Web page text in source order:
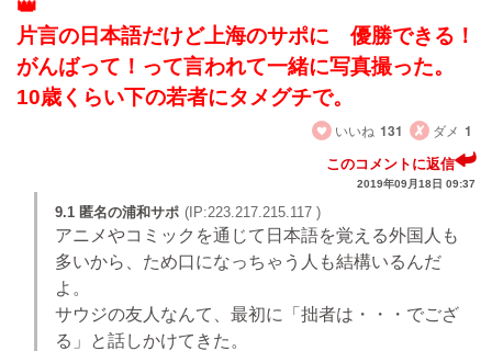
片言の日本語だけど上海のサポに 優勝できる！
がんばって！って言われて一緒に写真撮った。
10歳くらい下の若者にタメグチで。
いいね 131 ダメ 1
このコメントに返信
2019年09月18日 09:37
9.1 匿名の浦和サポ (IP:223.217.215.117 )
アニメやコミックを通じて日本語を覚える外国人も
多いから、ため口になっちゃう人も結構いるんだ
よ。
サウジの友人なんて、最初に「拙者は・・・でござ
る」と話しかけてきた。